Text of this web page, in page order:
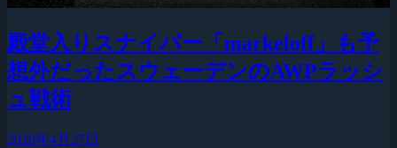
殿堂入りスナイパー「markeloff」も予
想外だったスウェーデンのAWPラッシ
ュ戦術
2026年4月27日